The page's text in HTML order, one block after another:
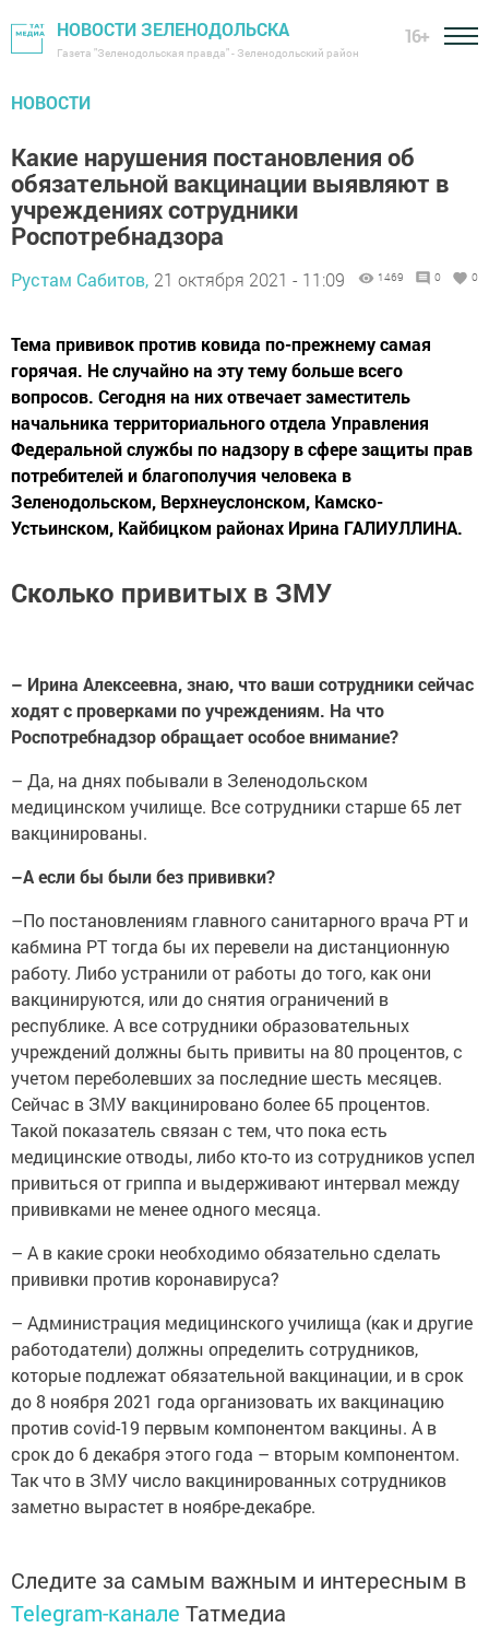
НОВОСТИ ЗЕЛЕНОДОЛЬСКА
Газета "Зеленодольская правда" - Зеленодольский район
16+
НОВОСТИ
Какие нарушения постановления об
обязательной вакцинации выявляют в
учреждениях сотрудники
Роспотребнадзора
Рустам Сабитов, 21 октября 2021 - 11:09 1469 0 0
Тема прививок против ковида по-прежнему самая
горячая. Не случайно на эту тему больше всего
вопросов. Сегодня на них отвечает заместитель
начальника территориального отдела Управления
Федеральной службы по надзору в сфере защиты прав
потребителей и благополучия человека в
Зеленодольском, Верхнеуслонском, Камско-
Устьинском, Кайбицком районах Ирина ГАЛИУЛЛИНА.
Сколько привитых в ЗМУ
– Ирина Алексеевна, знаю, что ваши сотрудники сейчас
ходят с проверками по учреждениям. На что
Роспотребнадзор обращает особое внимание?
– Да, на днях побывали в Зеленодольском
медицинском училище. Все сотрудники старше 65 лет
вакцинированы.
–А если бы были без прививки?
–По постановлениям главного санитарного врача РТ и
кабмина РТ тогда бы их перевели на дистанционную
работу. Либо устранили от работы до того, как они
вакцинируются, или до снятия ограничений в
республике. А все сотрудники образовательных
учреждений должны быть привиты на 80 процентов, с
учетом переболевших за последние шесть месяцев.
Сейчас в ЗМУ вакцинировано более 65 процентов.
Такой показатель связан с тем, что пока есть
медицинские отводы, либо кто-то из сотрудников успел
привиться от гриппа и выдерживают интервал между
прививками не менее одного месяца.
– А в какие сроки необходимо обязательно сделать
прививки против коронавируса?
– Администрация медицинского училища (как и другие
работодатели) должны определить сотрудников,
которые подлежат обязательной вакцинации, и в срок
до 8 ноября 2021 года организовать их вакцинацию
против covid-19 первым компонентом вакцины. А в
срок до 6 декабря этого года – вторым компонентом.
Так что в ЗМУ число вакцинированных сотрудников
заметно вырастет в ноябре-декабре.
Следите за самым важным и интересным в
Telegram-канале Татмедиа